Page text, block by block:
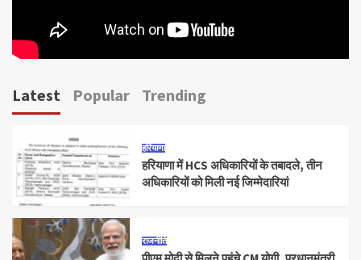
Latest Popular Trending
हरियाणा
हरियाणा में HCS अधिकारियों के तबादले, तीन
अधिकारियों को मिली नई जिम्मेदारियां
राजनीति